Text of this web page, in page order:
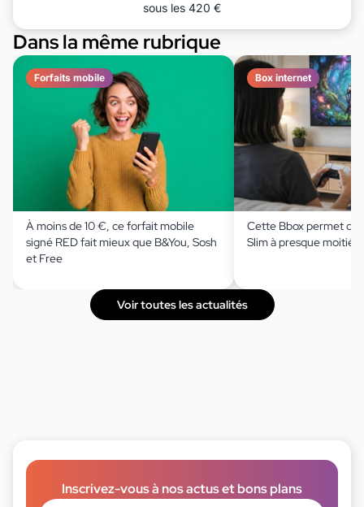
sous les 420 €
Dans la même rubrique
Forfaits mobile
À moins de 10 €, ce forfait mobile
signé RED fait mieux que B&You, Sosh
et Free
Box internet
Cette Bbox permet de
Slim à presque moitié
Voir toutes les actualités
Inscrivez-vous à nos actus et bons plans